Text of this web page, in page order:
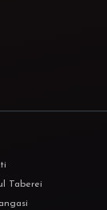
Taberei